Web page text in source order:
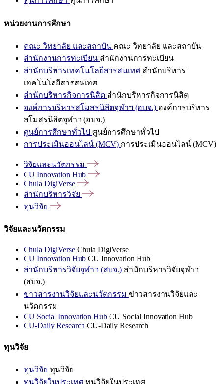
หน่วยงานการศึกษา
คณะ วิทยาลัย และสถาบัน คณะ วิทยาลัย และสถาบัน
สำนักงานการทะเบียน สำนักงานการทะเบียน
สำนักบริหารเทคโนโลยีสารสนเทศ สำนักบริหาร
เทคโนโลยีสารสนเทศ
สำนักบริหารกิจการนิสิต สำนักบริหารกิจการนิสิต
องค์การบริหารสโมสรนิสิตจุฬาฯ (อบจ.) องค์การบริหาร
สโมสรนิสิตจุฬาฯ (อบจ.)
ศูนย์การศึกษาทั่วไป ศูนย์การศึกษาทั่วไป
การประเมินออนไลน์ (MCV) การประเมินออนไลน์ (MCV)
วิจัยและนวัตกรรม
CU Innovation Hub
Chula DigiVerse
สำนักบริหารวิจัย
ทุนวิจัย
วิจัยและนวัตกรรม
Chula DigiVerse Chula DigiVerse
CU Innovation Hub CU Innovation Hub
สำนักบริหารวิจัยจุฬาฯ (สบจ.) สำนักบริหารวิจัยจุฬาฯ
(สบจ.)
ข่าวสารงานวิจัยและนวัตกรรม ข่าวสารงานวิจัยและ
นวัตกรรม
CU Social Innovation Hub CU Social Innovation Hub
CU-Daily Research CU-Daily Research
ทุนวิจัย
ทุนวิจัย ทุนวิจัย
ทุนวิจัยในประเทศ ทุนวิจัยในประเทศ